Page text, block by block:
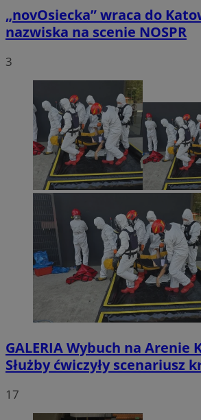
„novOsiecka” wraca do
nazwiska na scenie NOSPR
3
GALERIAWybuch na Arenie
Służby ćwiczyły scenariusz
17